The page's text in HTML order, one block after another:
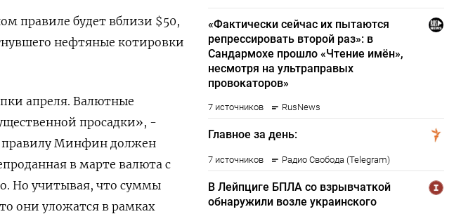
правиле будет вблизи $50,
нефтяные ‌котировки
апреля. Валютные
просадки», -
правилу Минфин должен
в марте валюта с
Но учитывая, что суммы
они уложатся в рамках